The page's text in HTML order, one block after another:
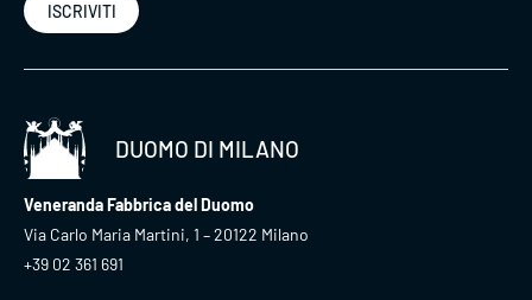
ISCRIVITI
DUOMO DI MILANO
Veneranda Fabbrica del Duomo
Via Carlo Maria Martini, 1 – 20122 Milano
+39 02 361 691